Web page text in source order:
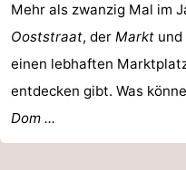
Mehr als zwanzig Mal im
Ooststraat, der Markt und
einen lebhaften
entdecken gibt. Was
Dom ...